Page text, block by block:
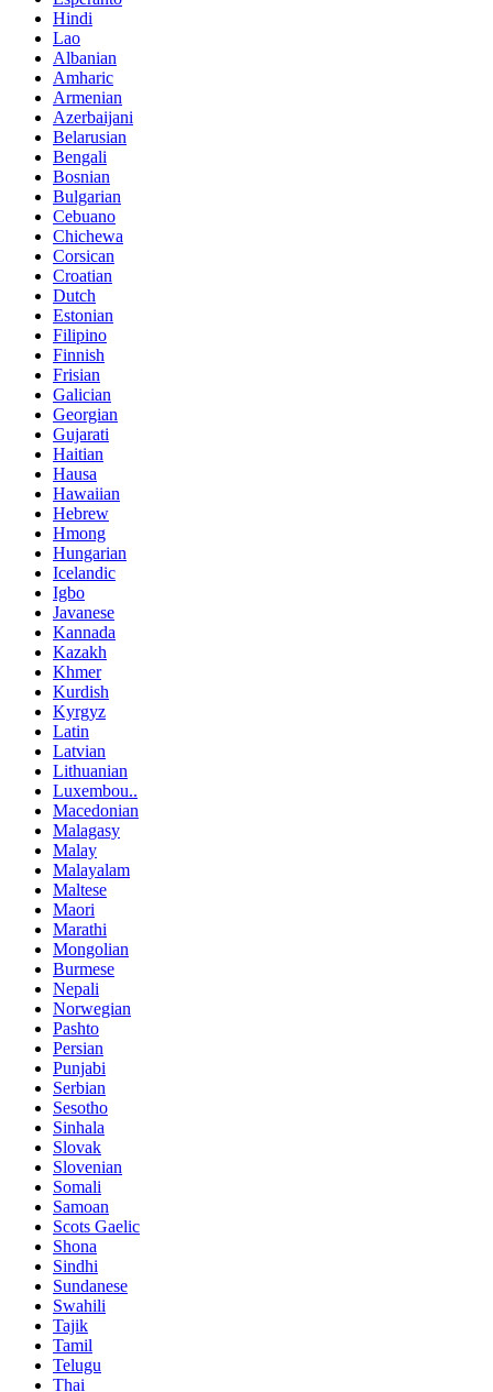
Hindi
Lao
Albanian
Amharic
Armenian
Azerbaijani
Belarusian
Bengali
Bosnian
Bulgarian
Cebuano
Chichewa
Corsican
Croatian
Dutch
Estonian
Filipino
Finnish
Frisian
Galician
Georgian
Gujarati
Haitian
Hausa
Hawaiian
Hebrew
Hmong
Hungarian
Icelandic
Igbo
Javanese
Kannada
Kazakh
Khmer
Kurdish
Kyrgyz
Latin
Latvian
Lithuanian
Luxembou..
Macedonian
Malagasy
Malay
Malayalam
Maltese
Maori
Marathi
Mongolian
Burmese
Nepali
Norwegian
Pashto
Persian
Punjabi
Serbian
Sesotho
Sinhala
Slovak
Slovenian
Somali
Samoan
Scots Gaelic
Shona
Sindhi
Sundanese
Swahili
Tajik
Tamil
Telugu
Thai